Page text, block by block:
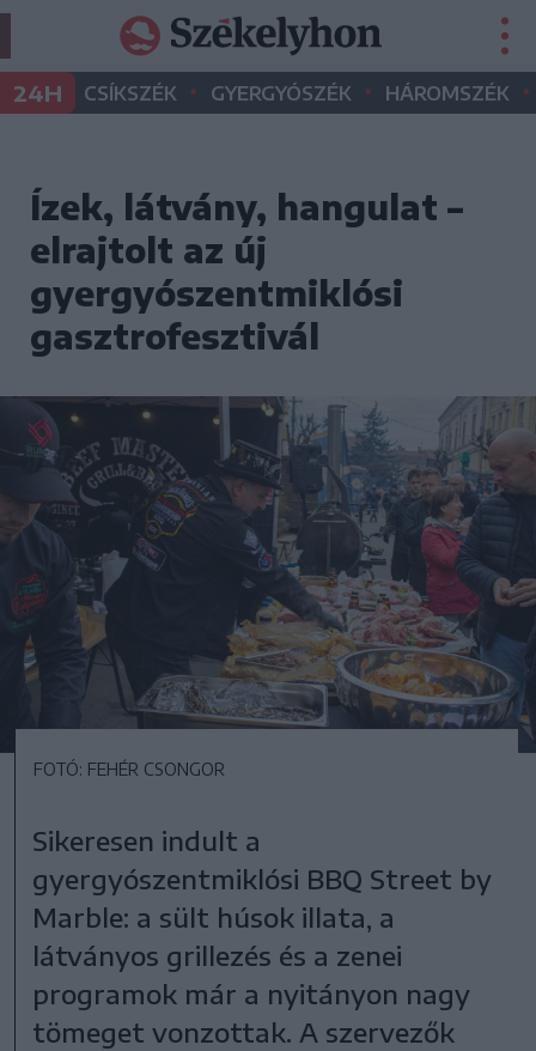
24H CSÍKSZÉK • GYERGYÓSZÉK • HÁROMSZÉK •
Ízek, látvány, hangulat –
elrajtolt az új
gyergyószentmiklósi
gasztrofesztivál
FOTÓ: FEHÉR CSONGOR
Sikeresen indult a
gyergyószentmiklósi BBQ Street by
Marble: a sült húsok illata, a
látványos grillezés és a zenei
programok már a nyitányon nagy
tömeget vonzottak. A szervezők